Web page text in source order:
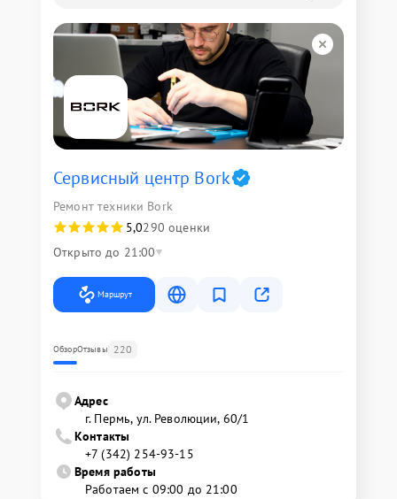
Сервисный центр Bork
Ремонт техники Bork
5,0290 оценки
Открыто до 21:00
Маршрут
ОбзорОтзывы 220
Адрес
г. Пермь, ул. ​Революции, 60/1
Контакты
+7 (342) 254-93-15
Время работы
Работаем с 09:00 до 21:00